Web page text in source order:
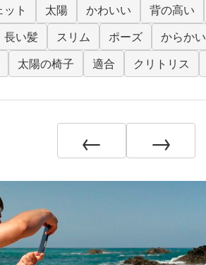
ット 太陽 かわいい 背の高い
長い髪 スリム ポーズ からかい
太陽の椅子 適合 クリトリス
← →